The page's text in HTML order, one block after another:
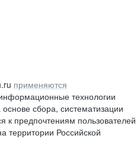
применяются
технологии
сбора, систематизации
к предпочтениям пользователей
территории Российской